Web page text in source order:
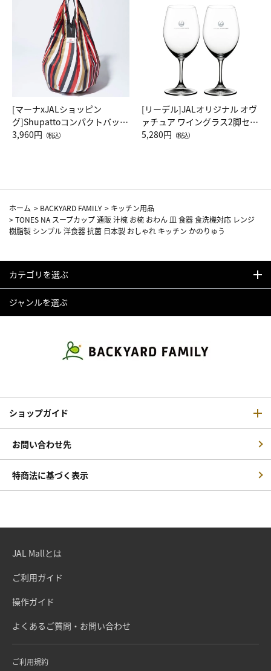
[マーナxJALショッピン
グ]Shupattoコンパクトバッグ
Drop JAL客室乗務員（LC）ス
3,960円 （税込）
[リーデル]JALオリジナル オヴ
ァチュア ワイングラス2脚セッ
ト（レッドワイン）
5,280円 （税込）
ホーム > BACKYARD FAMILY > キッチン用品
>TONES NA スープカップ 通販 汁椀 お椀 おわん 皿 食器 食洗機対応 レンジ
樹脂製 シンプル 洋食器 抗菌 日本製 おしゃれ キッチン かのりゅう
カテゴリを選ぶ
ジャンルを選ぶ
ショップガイド
お問い合わせ先
特商法に基づく表示
JAL Mallとは
ご利用ガイド
操作ガイド
よくあるご質問・お問い合わせ
ご利用規約